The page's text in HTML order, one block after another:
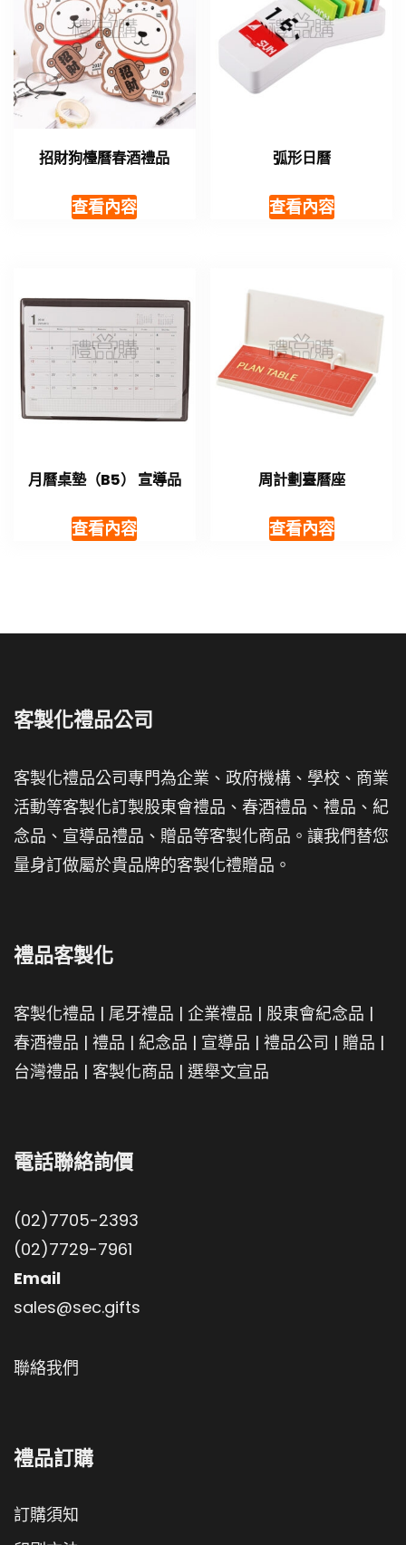
招財狗檯曆春酒禮品
查看內容
弧形日曆
查看內容
月曆桌墊（B5） 宣導品
查看內容
周計劃臺曆座
查看內容
客製化禮品公司
客製化禮品公司專門為企業、政府機構、學校、商業
活動等客製化訂製股東會禮品、春酒禮品、禮品、紀
念品、宣導品禮品、贈品等客製化商品。讓我們替您
量身訂做屬於貴品牌的客製化禮贈品。
禮品客製化
客製化禮品 | 尾牙禮品 | 企業禮品 | 股東會紀念品 |
春酒禮品 | 禮品 | 紀念品 | 宣導品 | 禮品公司 | 贈品 |
台灣禮品 | 客製化商品 | 選舉文宣品
電話聯絡詢價
(02)7705-2393
(02)7729-7961
Email
sales@sec.gifts
聯絡我們
禮品訂購
訂購須知